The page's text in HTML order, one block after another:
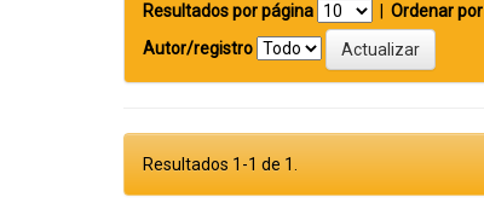
Resultados por página Ordenar por
Autor/registro
Resultados 1-1 de 1.